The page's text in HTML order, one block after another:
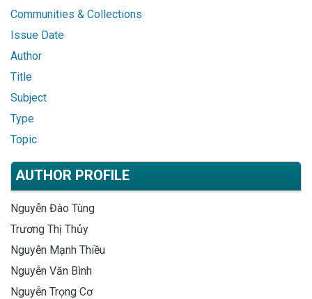
Communities & Collections
Issue Date
Author
Title
Subject
Type
Topic
AUTHOR PROFILE
Nguyễn Đào Tùng
Trương Thị Thủy
Nguyễn Mạnh Thiều
Nguyễn Văn Bình
Nguyễn Trọng Cơ